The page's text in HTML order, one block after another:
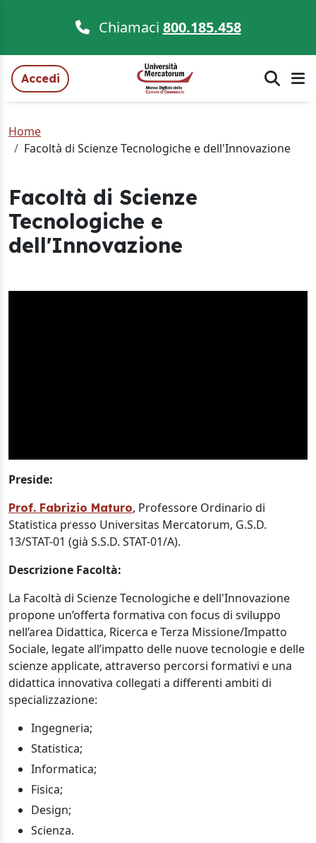
Chiamaci 800.185.458
Accedi
Home
Facoltà di Scienze Tecnologiche e dell'Innovazione
Facoltà di Scienze
Tecnologiche e
dell'Innovazione
Preside:
Prof. Fabrizio Maturo, Professore Ordinario di
Statistica presso Universitas Mercatorum, G.S.D.
13/STAT-01 (già S.S.D. STAT-01/A).
Descrizione Facoltà:
La Facoltà di Scienze Tecnologiche e dell'Innovazione
propone un’offerta formativa con focus di sviluppo
nell’area Didattica, Ricerca e Terza Missione/Impatto
Sociale, legate all’impatto delle nuove tecnologie e delle
scienze applicate, attraverso percorsi formativi e una
didattica innovativa collegati a differenti ambiti di
specializzazione:
Ingegneria;
Statistica;
Informatica;
Fisica;
Design;
Scienza.